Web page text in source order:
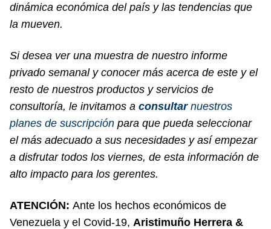
dinámica económica del país y las tendencias que
la mueven.
Si desea ver una muestra de nuestro informe
privado semanal y conocer más acerca de este y el
resto de nuestros productos y servicios de
consultoría, le invitamos a consultarnuestros
planes de suscripción para que pueda seleccionar
el más adecuado a sus necesidades y así empezar
a disfrutar todos los viernes, de esta información de
alto impacto para los gerentes.
ATENCIÓN: Ante los hechos económicos de
Venezuela y el Covid-19, Aristimuño Herrera &